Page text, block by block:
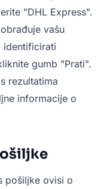
"DHL Express".
vašu
identificirati
gumb "Prati".
rezultatima
informacije o
pošiljke ovisi o